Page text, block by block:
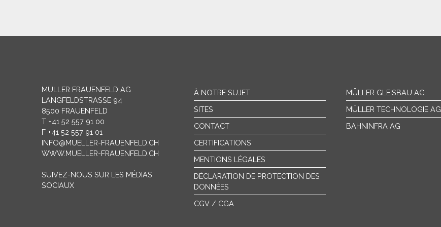
MÜLLER FRAUENFELD AG
LANGFELDSTRASSE 94
8500 FRAUENFELD
T +41 52 557 91 00
F +41 52 557 91 01
INFO@MUELLER-FRAUENFELD.CH
WWW.MUELLER-FRAUENFELD.CH
SUIVEZ-NOUS SUR LES MÉDIAS
SOCIAUX
À NOTRE SUJET
SITES
CONTACT
CERTIFICATIONS
MENTIONS LÉGALES
DÉCLARATION DE PROTECTION DES
DONNÉES
CGV / CGA
MÜLLER GLEISBAU AG
MÜLLER TECHNOLOGIE AG
BAHNINFRA AG